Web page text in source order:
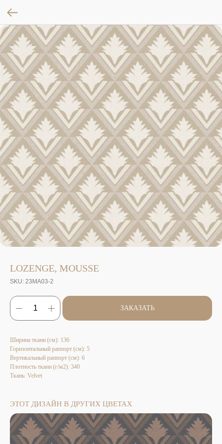
LOZENGE, MOUSSE
SKU: 23MA03-2
ЗАКАЗАТЬ
Ширина ткани (см): 136
Горизонтальный раппорт (см): 5
Вертикальный раппорт (см): 6
Плотность ткани (г/м2): 340
Ткань: Velvet
ЭТОТ ДИЗАЙН В ДРУГИХ ЦВЕТАХ